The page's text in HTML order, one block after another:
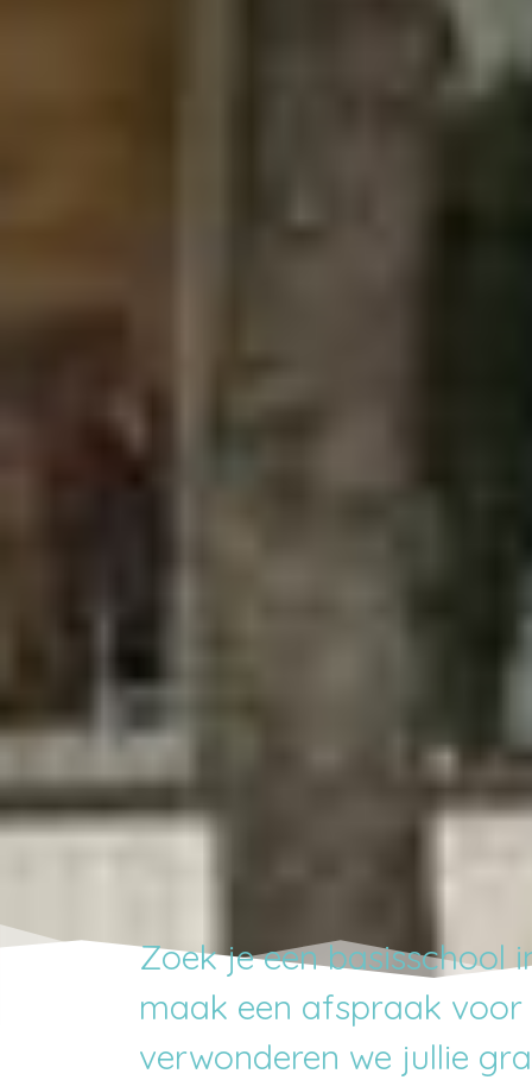
Zoek je een basisschool
maak een afspraak voor
verwonderen we jullie